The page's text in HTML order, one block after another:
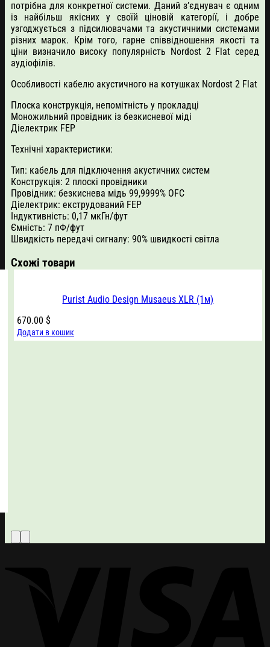
потрібна для конкретної системи. Даний з’єднувач є одним
із найбільш якісних у своїй ціновій категорії, і добре
узгоджується з підсилювачами та акустичними системами
різних марок. Крім того, гарне співвідношення якості та
ціни визначило високу популярність Nordost 2 Flat серед
аудіофілів.
Особливості кабелю акустичного на котушках Nordost 2 Flat
Плоска конструкція, непомітність у прокладці
Моножильний провідник із безкисневої міді
Діелектрик FEP
Технічні характеристики:
Тип: кабель для підключення акустичних систем
Конструкція: 2 плоскі провідники
Провідник: безкиснева мідь 99,9999% OFC
Діелектрик: екструдований FEP
Індуктивність: 0,17 мкГн/фут
Ємність: 7 пФ/фут
Швидкість передачі сигналу: 90% швидкості світла
Схожі товари
Purist Audio Design Musaeus XLR (1м)
670.00 $
Додати в кошик